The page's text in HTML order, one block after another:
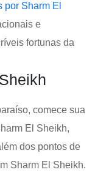
por Sharm El
e
fortunas da
comece sua
El Sheikh,
dos pontos de
Sharm El Sheikh.